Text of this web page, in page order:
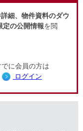
細、物件資料のダウ
定の公開情報を閲
に会員の方は
ログイン